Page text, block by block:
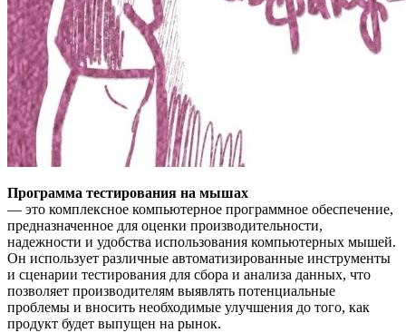
Программа тестирования на мышах
— это комплексное компьютерное программное обеспечение,
предназначенное для оценки производительности,
надежности и удобства использования компьютерных мышей.
Он использует различные автоматизированные инструменты
и сценарии тестирования для сбора и анализа данных, что
позволяет производителям выявлять потенциальные
проблемы и вносить необходимые улучшения до того, как
продукт будет выпущен на рынок.